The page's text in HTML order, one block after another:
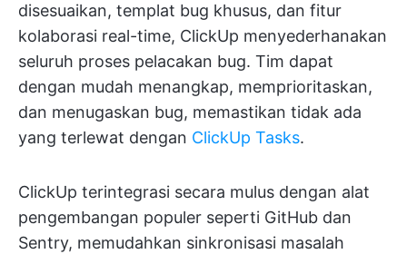
disesuaikan, templat bug khusus, dan fitur
kolaborasi real-time, ClickUp menyederhanakan
seluruh proses pelacakan bug. Tim dapat
dengan mudah menangkap, memprioritaskan,
dan menugaskan bug, memastikan tidak ada
yang terlewat dengan ClickUp Tasks.
ClickUp terintegrasi secara mulus dengan alat
pengembangan populer seperti GitHub dan
Sentry, memudahkan sinkronisasi masalah